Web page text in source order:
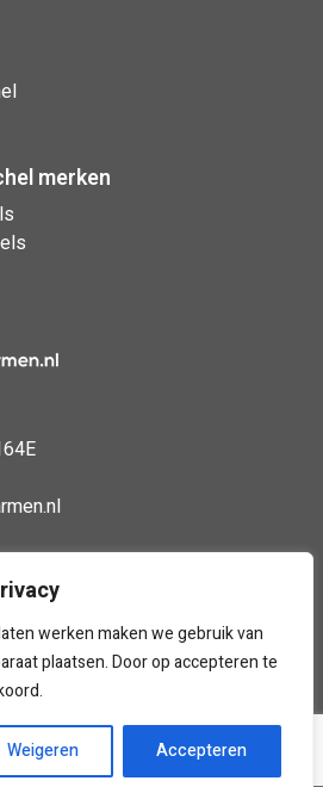
werken maken we gebruik van
plaatsen. Door op accepteren te
Weigeren Accepteren
merken
| Webdesign:Insomedia